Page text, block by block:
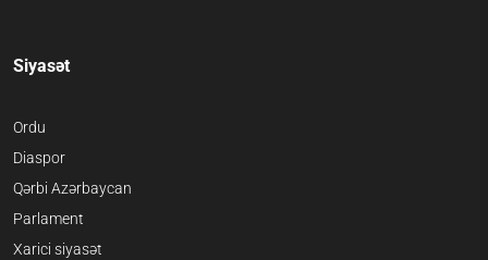
Siyasət
Ordu
Diaspor
Qərbi Azərbaycan
Parlament
Xarici siyasət